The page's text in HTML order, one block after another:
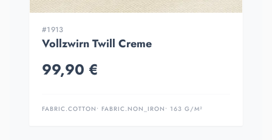
#1913
Vollzwirn Twill Creme
99,90 €
FABRIC.COTTON • FABRIC.NON_IRON • 163 G/M²